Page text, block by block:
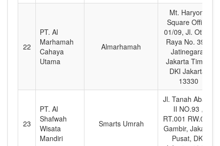
22
PT. Al
Marhamah
Cahaya
Utama
Almarhamah
Mt. Haryono
Square Office
01/09, Jl. Otista
Raya No. 390,
Jatinegara,
Jakarta Timur,
DKI Jakarta,
13330
23
PT. Al
Shafwah
Wisata
Mandiri
Smarts Umrah
Jl. Tanah Abang
II NO.93 ,
RT.001 RW.001,
Gambir, Jakarta
Pusat, DKI